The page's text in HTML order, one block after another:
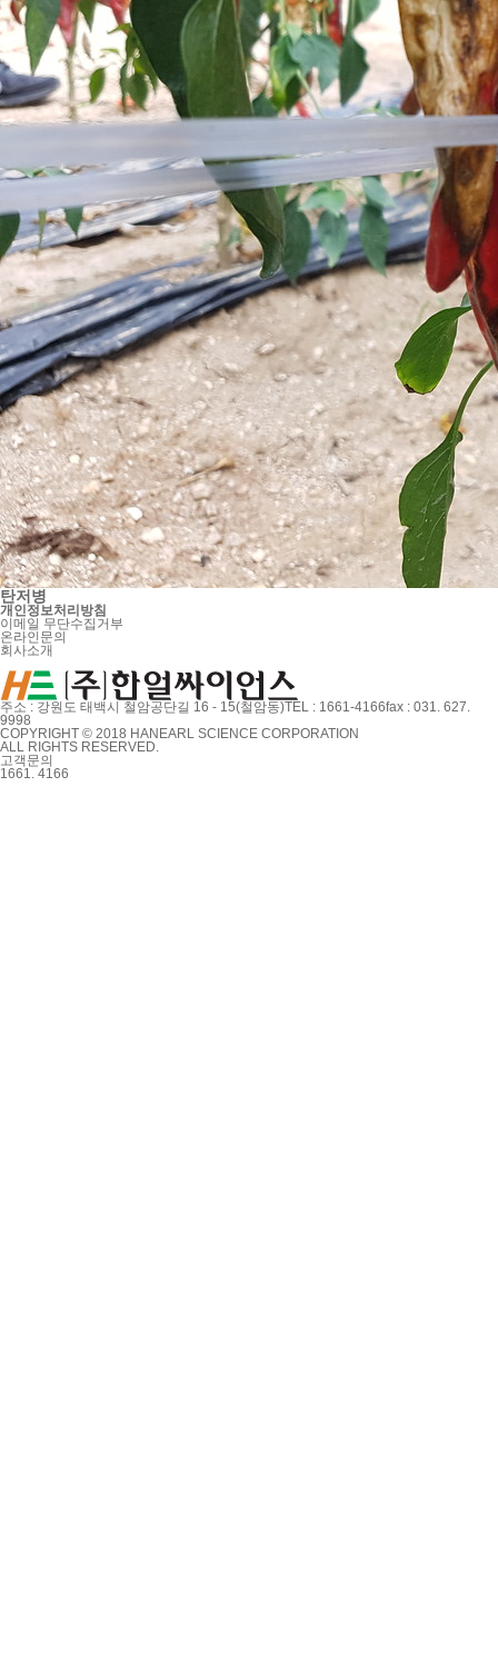
탄저병
개인정보처리방침
이메일 무단수집거부
온라인문의
회사소개
주소 : 강원도 태백시 철암공단길 16 - 15(철암동)TEL : 1661-4166fax : 031. 627.
9998
COPYRIGHT © 2018 HANEARL SCIENCE CORPORATION
ALL RIGHTS RESERVED.
고객문의
1661. 4166